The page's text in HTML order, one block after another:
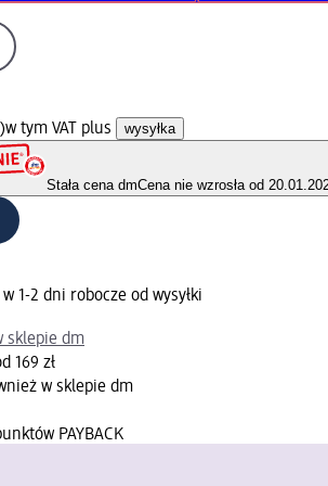
w tym VAT plus wysyłka
Stała cena dmCena nie wzrosła od
1-2 dni robocze od wysyłki
sklepie dm
169 zł
w sklepie dm
PAYBACK